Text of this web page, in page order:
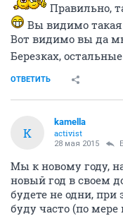
Правильно,
Вы видимо
Вот видимо вы да
Березках,
ОТВЕТИТЬ
K
kamella
activist
28 мая 2015
Мы к новому году,
новый год в своем
будете не одни,
буду часто (по мере